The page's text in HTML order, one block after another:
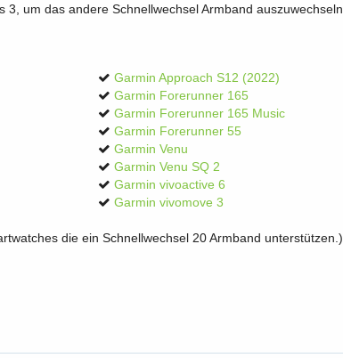
3, um das andere Schnellwechsel Armband auszuwechseln
Garmin Approach S12 (2022)
Garmin Forerunner 165
Garmin Forerunner 165 Music
Garmin Forerunner 55
Garmin Venu
Garmin Venu SQ 2
Garmin vivoactive 6
Garmin vivomove 3
die ein Schnellwechsel 20 Armband unterstützen.)